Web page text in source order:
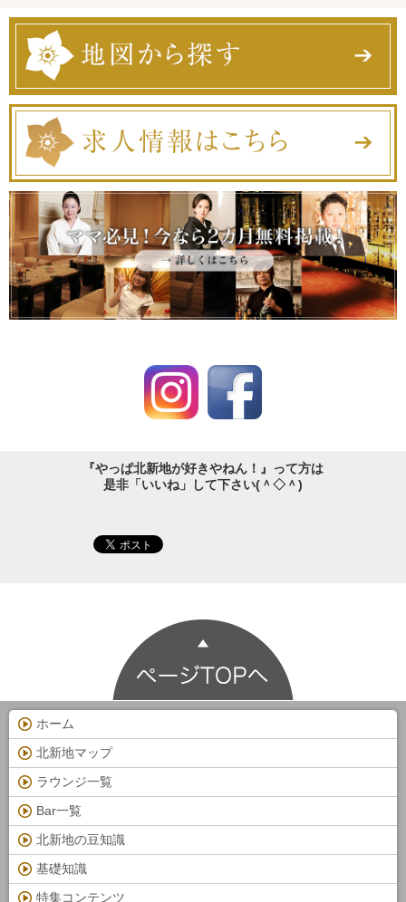
『やっぱ北新地が好きやねん！』って方は
是非「いいね」して下さい(＾◇＾)
ホーム
北新地マップ
ラウンジ一覧
Bar一覧
北新地の豆知識
基礎知識
特集コンテンツ